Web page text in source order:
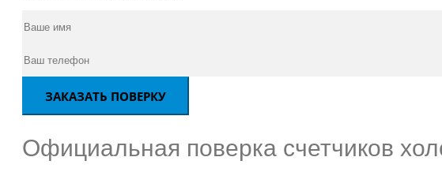
Официальная поверка счетчиков